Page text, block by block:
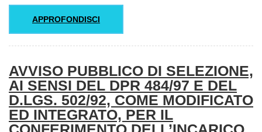
APPROFONDISCI
AVVISO PUBBLICO DI SELEZIONE,
AI SENSI DEL DPR 484/97 E DEL
D.LGS. 502/92, COME MODIFICATO
ED INTEGRATO, PER IL